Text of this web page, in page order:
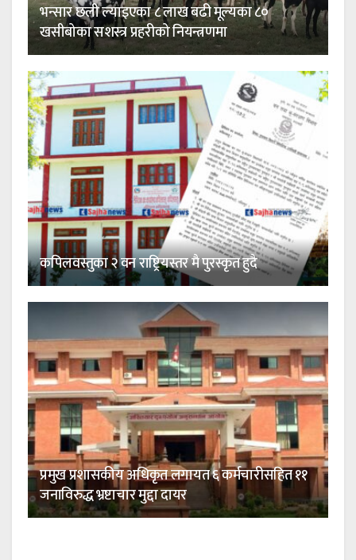
भन्सार छली ल्याइएका ८ लाख बढी मूल्यका ८०
खसीबोका सशस्त्र प्रहरीको नियन्त्रणमा
कपिलवस्तुका २ वन राष्ट्रियस्तर मै पुरस्कृत हुदै
प्रमुख प्रशासकीय अधिकृत लगायत ६ कर्मचारीसहित ११
जनाविरुद्ध भ्रष्टाचार मुद्दा दायर